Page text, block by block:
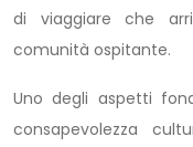
di viaggiare che
comunità ospitante.
Uno degli aspetti
consapevolezza